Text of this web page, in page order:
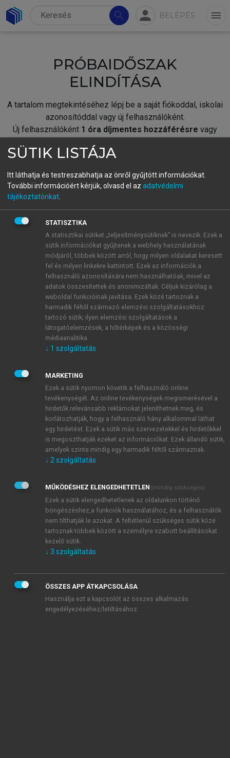
search person BELÉPÉS menu
PRÓBAIDŐSZAK
ELINDÍTÁSA
A tartalom megtekintéséhez lépj be a saját fiókoddal, iskolai
azonosítóddal vagy új felhasználóként.
Új felhasználóként 1 óra díjmentes hozzáférésre vagy
fiókoddal,vagy hozz létre új fiókot.
A regisztráció után apróbaidőszakautomatikusan
BELÉPÉS SAJÁT FIÓKKAL
ÚJ FIÓK LÉTREHOZÁSA
1 óra díjmentes hozzáférés
E-MAIL-CÍM
JELSZÓ
JELSZÓ ÚJRA
Kérek értesítést a MeRSZ újdonságairól, akcióiról.
Kérek értesítést az Akadémiai Kiadó Zrt. újdonságairól,
Adatkezelési tájékoztatóbanfoglaltakat tudomásul
veszem és elfogadom.
Általános vásárlási feltételeket, valamint a szotar.netés a
mersz.huoldalak licencszerződéseiben foglaltakat
tudomásul veszem és elfogadom.
KIPRÓBÁLOM
SÜTIK LISTÁJA
Itt láthatja és testreszabhatja az önről gyűjtött információkat.
További információért kérjük, olvasd el az adatvédelmi
tájékoztatónkat
STATISZTIKA
A statisztikai sütiket „teljesítménysütiknek” is nevezik. Ezek a
sütik információkat gyűjtenek a webhely használatának
módjáról, többek között arról, hogy milyen oldalakat keresett
fel és milyen linkekre kattintott. Ezek az információk a
felhasználó azonosítására nem használhatóak, mivel az
adatok összesítettek és anonimizáltak. Céljuk kizárólag a
weboldal funkcióinak javítása. Ezek közé tartoznak a
harmadik féltől származó elemzési szolgáltatásokhoz
tartozó sütik; ilyen elemzési szolgáltatások a
látogatóelemzések, a hőtérképek és a közösségi
médiaanalitika.
↓ 1 szolgáltatás
MARKETING
Ezek a sütik nyomon követik a felhasználó online
tevékenységét. Az online tevékenységek megismerésével a
hirdetők relevánsabb reklámokat jeleníthetnek meg, és
korlátozhatják, hogy a felhasználó hány alkalommal láthat
egy hirdetést. Ezek a sütik más szervezetekkel és hirdetőkkel
is megoszthatják ezeket az információkat. Ezek állandó sütik,
amelyek szinte mindig egy harmadik féltől származnak.
↓ 2 szolgáltatás
MŰKÖDÉSHEZ ELENGEDHETETLEN (mindig szükséges)
Ezek a sütik elengedhetetlenek az oldalunkon történő
böngészéshez,a funkciók használatához, és a felhasználók
nem tilthatják le azokat. A feltétlenül szükséges sütik közé
tartoznak többek között a személyre szabott beállításokat
kezelő sütik.
↓ 3 szolgáltatás
ÖSSZES APP ÁTKAPCSOLÁSA
Használja ezt a kapcsolót az összes alkalmazás
engedélyezéséhez/letiltásához.